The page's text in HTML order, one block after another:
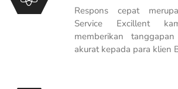
Respons cepat
Service Excillent
memberikan
akurat kepada para klien